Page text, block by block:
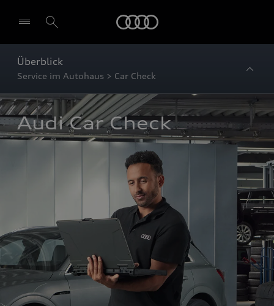
Überblick
Service im Autohaus > Car Check
Audi Car Check